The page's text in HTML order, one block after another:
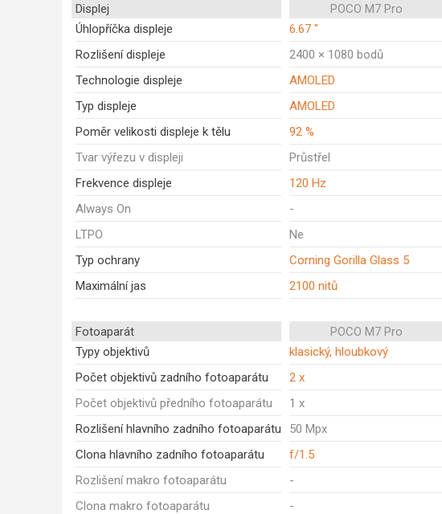
Displej POCO M7 Pro
Úhlopříčka displeje
6.67 "
Rozlišení displeje
2400 × 1080 bodů
Technologie displeje
AMOLED
Typ displeje
AMOLED
Poměr velikosti displeje k tělu
92 %
Tvar výřezu v displeji
Průstřel
Frekvence displeje
120 Hz
Always On
-
LTPO
Ne
Typ ochrany
Corning Gorilla Glass 5
Maximální jas
2100 nitů
Fotoaparát POCO M7 Pro
Typy objektivů
klasický, hloubkový
Počet objektivů zadního fotoaparátu
2 x
Počet objektivů předního fotoaparátu
1 x
Rozlišení hlavního zadního fotoaparátu
50 Mpx
Clona hlavního zadního fotoaparátu
f/1.5
Rozlišení makro fotoaparátu
-
Clona makro fotoaparátu
-